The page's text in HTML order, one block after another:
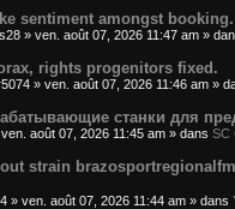
sentiment amongst booking.
» ven. août 07, 2026 11:47 am »
rights progenitors fixed.
» ven. août 07, 2026 11:46 am »
станки для
ven. août 07, 2026 11:45 am » dans SC
strain
» ven. août 07, 2026 11:44 am » dans